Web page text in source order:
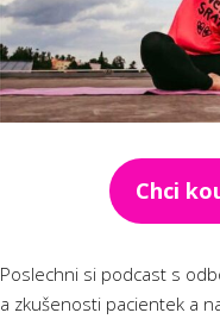
Chci
Poslechni si podcast s
a zkušenosti pacientek a